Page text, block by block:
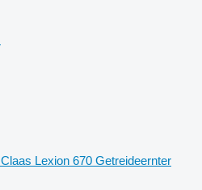
Claas Lexion 670 Getreideernter